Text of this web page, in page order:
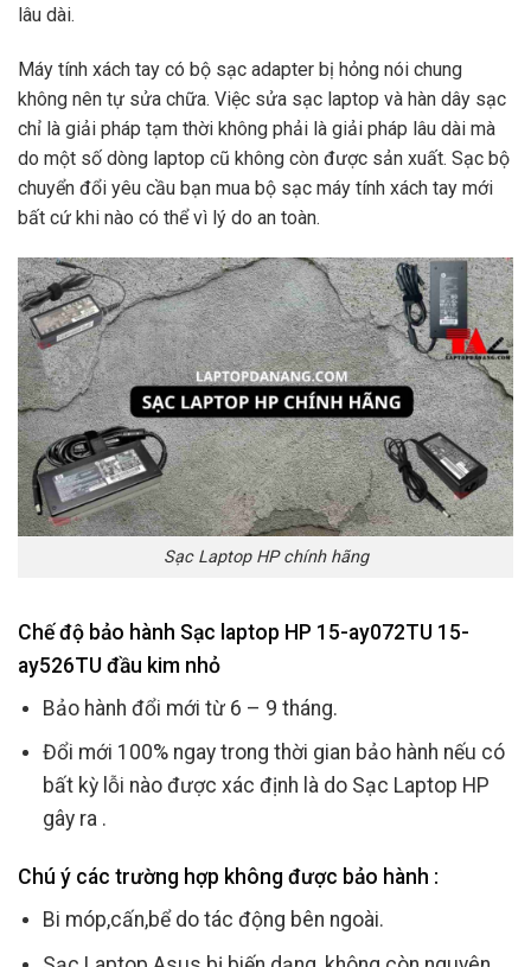
lâu dài.
Máy tính xách tay có bộ sạc adapter bị hỏng nói chung
không nên tự sửa chữa. Việc sửa sạc laptop và hàn dây sạc
chỉ là giải pháp tạm thời không phải là giải pháp lâu dài mà
do một số dòng laptop cũ không còn được sản xuất. Sạc bộ
chuyển đổi yêu cầu bạn mua bộ sạc máy tính xách tay mới
bất cứ khi nào có thể vì lý do an toàn.
Sạc Laptop HP chính hãng
Chế độ bảo hành Sạc laptop HP 15-ay072TU 15-
ay526TU đầu kim nhỏ
Bảo hành đổi mới từ 6 – 9 tháng.
Đổi mới 100% ngay trong thời gian bảo hành nếu có
bất kỳ lỗi nào được xác định là do Sạc Laptop HP
gây ra .
Chú ý các trường hợp không được bảo hành :
Bi móp,cấn,bể do tác động bên ngoài.